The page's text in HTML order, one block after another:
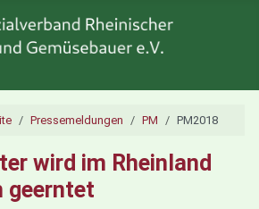
Pressemeldungen PM PM2018
wird im Rheinland
geerntet